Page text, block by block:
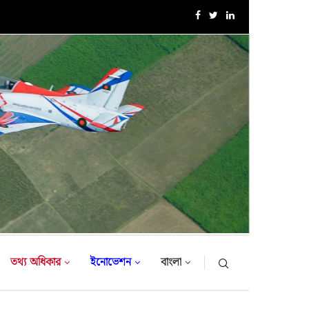
এক্সারসাইজ টাইগার লাইটনিং-২০২৬ এর উদ্বোধনী অনুষ্ঠান
তথ্য অধিকার ইনোভেশন বাংলা